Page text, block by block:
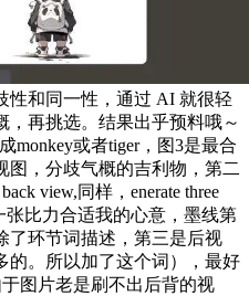
性和同一性，通过 AI 就很轻
再挑选。结果出乎预料哦～
monkey或者tiger，图3是最合
图，分歧气概的吉利物，第二
view,同样，enerate three
张比力合适我的心意，墨线第
了环节词描述，第三是后视
的。所以加了这个词），最好
于图片老是刷不出后背的视